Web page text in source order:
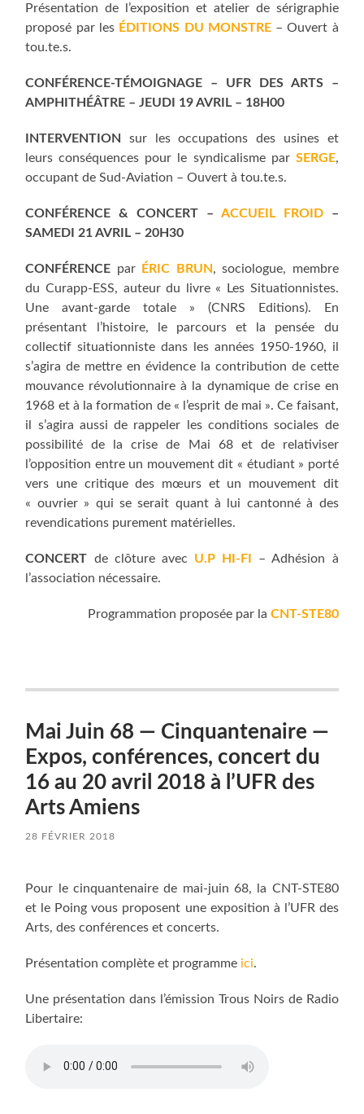
Présentation de l’exposition et atelier de sérigraphie
proposé par les ÉDITIONS DU MONSTRE– Ouvert à
tou.te.s.
CONFÉRENCE-TÉMOIGNAGE – UFR DES ARTS –
AMPHITHÉÂTRE – JEUDI 19 AVRIL – 18H00
INTERVENTION
sur les occupations des usines et
leurs conséquences pour le syndicalisme par SERGE,
occupant de Sud-Aviation – Ouvert à tou.te.s.
CONFÉRENCE & CONCERT – ACCUEIL FROID–
SAMEDI 21 AVRIL – 20H30
CONFÉRENCE par ÉRIC BRUN, sociologue, membre
du Curapp-ESS, auteur du livre « Les Situationnistes.
Une avant-garde totale » (CNRS Editions). En
présentant l’histoire, le parcours et la pensée du
collectif situationniste dans les années 1950-1960, il
s’agira de mettre en évidence la contribution de cette
mouvance révolutionnaire à la dynamique de crise en
1968 et à la formation de « l’esprit de mai ». Ce faisant,
il s’agira aussi de rappeler les conditions sociales de
possibilité de la crise de Mai 68 et de relativiser
l’opposition entre un mouvement dit « étudiant » porté
vers une critique des mœurs et un mouvement dit
« ouvrier » qui se serait quant à lui cantonné à des
revendications purement matérielles.
CONCERT de clôture avec U.P HI-FI
– Adhésion à
l’association nécessaire.
Programmation proposée par la CNT-STE80
Mai Juin 68 — Cinquantenaire —
Expos, conférences, concert du
16 au 20 avril 2018 à l’UFR des
Arts Amiens
28 FÉVRIER 2018
Pour le cinquantenaire de mai-juin 68, la CNT-STE80
et le Poing vous proposent une exposition à l’UFR des
Arts, des conférences et concerts.
Présentation complète et programme ici.
Une présentation dans l’émission Trous Noirs de Radio
Libertaire: